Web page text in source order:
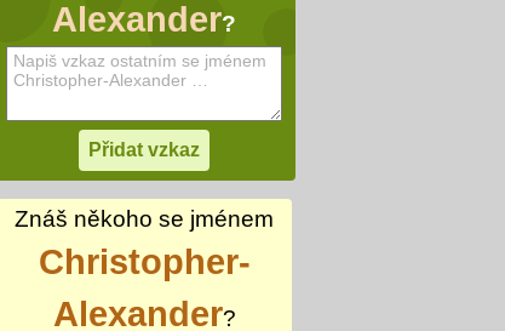
Alexander?
Znáš někoho se jménem
Christopher-
Alexander?